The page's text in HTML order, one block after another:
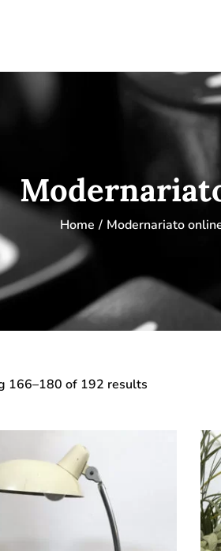
Home / Modernariato
166–180 of 192 results